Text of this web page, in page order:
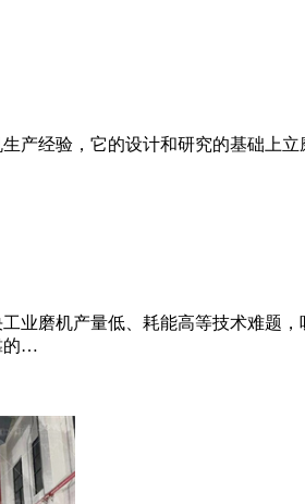
产经验，它的设计和研究的基础上
业磨机产量低、耗能高等技术难题
的…